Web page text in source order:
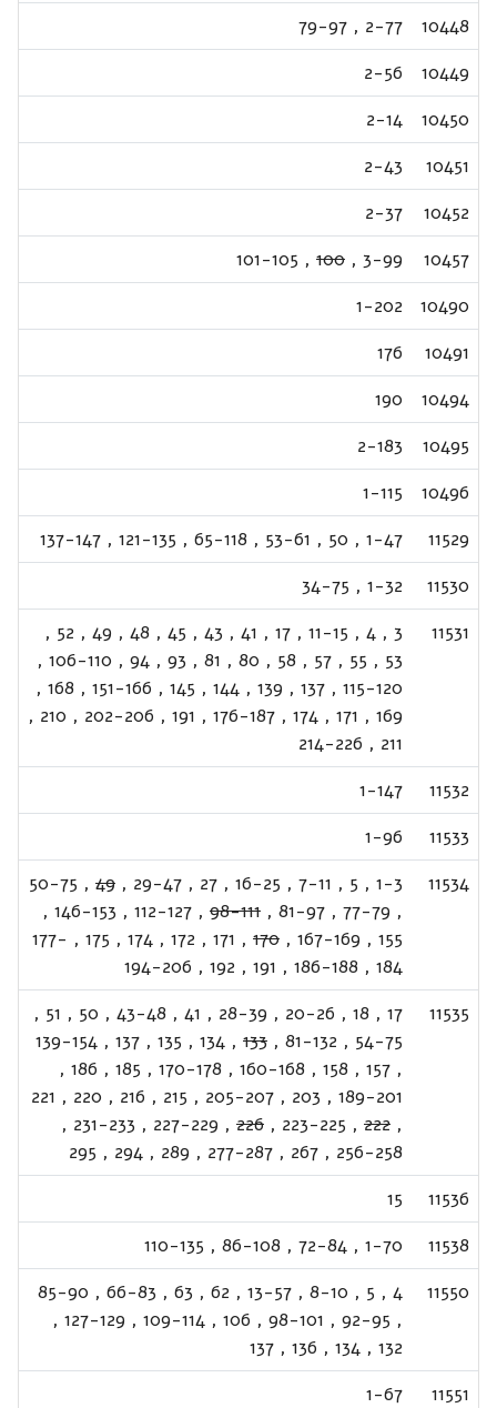
10448
2-77
,
79-97
10449
2-56
10450
2-14
10451
2-43
10452
2-37
10457
3-99
,
100
,
101-105
10490
1-202
10491
176
10494
190
10495
2-183
10496
1-115
11529
1-47
,
50
,
53-61
,
65-118
,
121-135
,
137-147
11530
1-32
,
34-75
11531
3
,
4
,
11-15
,
17
,
41
,
43
,
45
,
48
,
49
,
52
,
53
,
55
,
57
,
58
,
80
,
81
,
93
,
94
,
106-110
,
115-120
,
137
,
139
,
144
,
145
,
151-166
,
168
,
169
,
171
,
174
,
176-187
,
191
,
202-206
,
210
,
211
,
214-226
11532
1-147
11533
1-96
11534
1-3
,
5
,
7-11
,
16-25
,
27
,
29-47
,
49
,
50-75
,
77-79
,
81-97
,
98-111
,
112-127
,
146-153
,
155
,
167-169
,
170
,
171
,
172
,
174
,
175
,
177-
184
,
186-188
,
191
,
192
,
194-206
11535
17
,
18
,
20-26
,
28-39
,
41
,
43-48
,
50
,
51
,
54-75
,
81-132
,
133
,
134
,
135
,
137
,
139-154
,
157
,
158
,
160-168
,
170-178
,
185
,
186
,
189-201
,
203
,
205-207
,
215
,
216
,
220
,
221
,
222
,
223-225
,
226
,
227-229
,
231-233
,
256-258
,
267
,
277-287
,
289
,
294
,
295
11536
15
11538
1-70
,
72-84
,
86-108
,
110-135
11550
4
,
5
,
8-10
,
13-57
,
62
,
63
,
66-83
,
85-90
,
92-95
,
98-101
,
106
,
109-114
,
127-129
,
132
,
134
,
136
,
137
11551
1-67